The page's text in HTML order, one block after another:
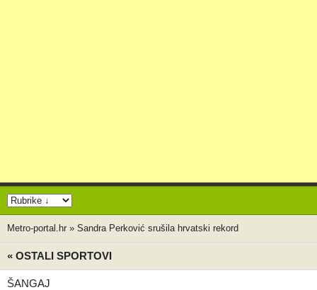
Metro-portal.hr » Sandra Perković srušila hrvatski rekord
« OSTALI SPORTOVI
ŠANGAJ